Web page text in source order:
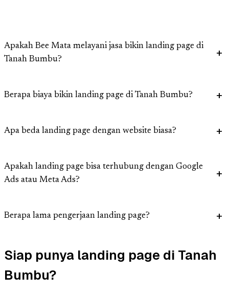
Apakah Bee Mata melayani jasa bikin landing page di
Tanah Bumbu?
Berapa biaya bikin landing page di Tanah Bumbu?
Apa beda landing page dengan website biasa?
Apakah landing page bisa terhubung dengan Google
Ads atau Meta Ads?
Berapa lama pengerjaan landing page?
Siap punya landing page di Tanah
Bumbu?